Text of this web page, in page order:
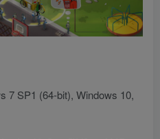
7 SP1 (64-bit), Windows 10,